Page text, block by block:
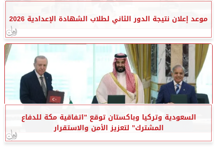
موعد إعلان نتيجة الدور الثاني لطلاب الشهادة الإعدادية 2026
السعودية وتركيا وباكستان توقع ”اتفاقية مكة للدفاع
المشترك” لتعزيز الأمن والاستقرار